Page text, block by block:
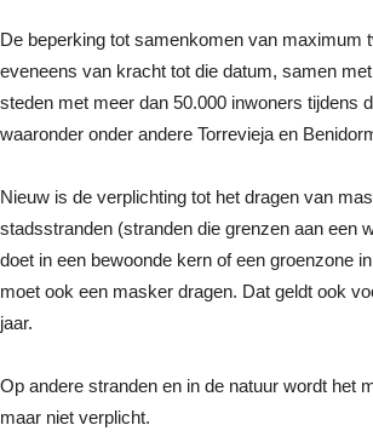
De beperking tot samenkomen van maximum
eveneens van kracht tot die datum, samen
steden met meer dan 50.000 inwoners tijdens
waaronder onder andere Torrevieja en
Nieuw is de verplichting tot het dragen van
stadsstranden (stranden die grenzen aan een
doet in een bewoonde kern of een groenzone
moet ook een masker dragen. Dat geldt ook
jaar.
Op andere stranden en in de natuur wordt het
maar niet verplicht.